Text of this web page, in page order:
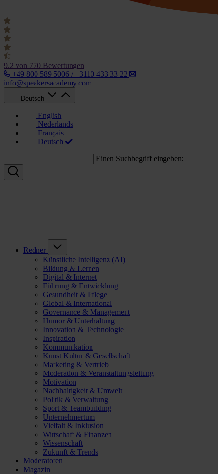
9.2 von 770 Bewertungen
+49 800 589 5006 / +3110 433 33 22
info@speakersacademy.com
Deutsch
English
Nederlands
Français
Deutsch
Einen Suchbegriff eingeben:
Redner
Künstliche Intelligenz (AI)
Bildung & Lernen
Digital & Internet
Führung & Entwicklung
Gesundheit & Pflege
Global & International
Governance & Management
Humor & Unterhaltung
Innovation & Technologie
Inspiration
Kommunikation
Kunst Kultur & Gesellschaft
Marketing & Vertrieb
Moderation & Veranstaltungsleitung
Motivation
Nachhaltigkeit & Umwelt
Politik & Verwaltung
Sport & Teambuilding
Unternehmertum
Vielfalt & Inklusion
Wirtschaft & Finanzen
Wissenschaft
Zukunft & Trends
Moderatoren
Magazin